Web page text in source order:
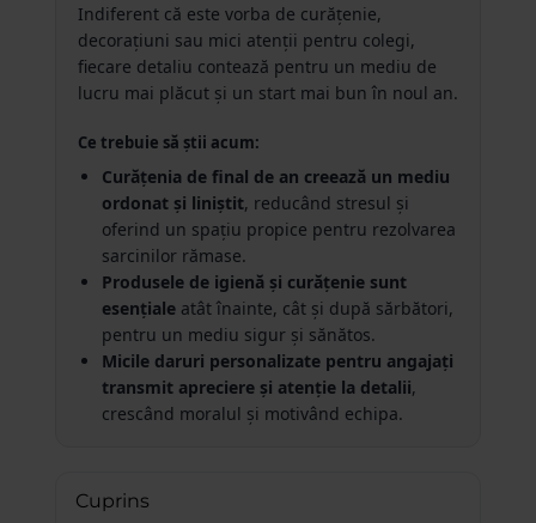
Indiferent că este vorba de curățenie,
decorațiuni sau mici atenții pentru colegi,
fiecare detaliu contează pentru un mediu de
lucru mai plăcut și un start mai bun în noul an.
Ce trebuie să știi acum:
Curățenia de final de an creează un mediu
ordonat și liniștit, reducând stresul și
oferind un spațiu propice pentru rezolvarea
sarcinilor rămase.
Produsele de igienă și curățenie sunt
esențiale atât înainte, cât și după sărbători,
pentru un mediu sigur și sănătos.
Micile daruri personalizate pentru angajați
transmit apreciere și atenție la detalii,
crescând moralul și motivând echipa.
Cuprins